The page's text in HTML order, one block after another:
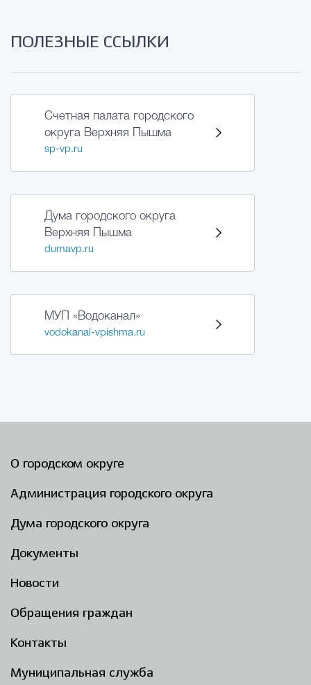
ПОЛЕЗНЫЕ ССЫЛКИ
Счетная палата городского
округа Верхняя Пышма
sp-vp.ru
Дума городского округа
Верхняя Пышма
dumavp.ru
МУП «Водоканал»
vodokanal-vpishma.ru
О городском округе
Администрация городского округа
Дума городского округа
Документы
Новости
Обращения граждан
Контакты
Муниципальная служба